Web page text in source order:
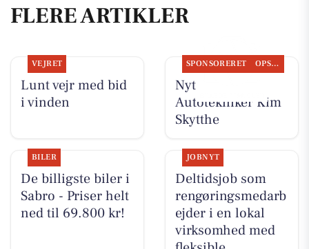
FLERE ARTIKLER
VEJRET
Lunt vejr med bid
i vinden
SPONSORERET OPSLAGSTAVLEN
Nyt fra
Autotekniker Kim
Skytthe
BILER
De billigste biler i
Sabro - Priser helt
ned til 69.800 kr!
JOBNYT
Deltidsjob som
rengøringsmedarb
ejder i en lokal
virksomhed med